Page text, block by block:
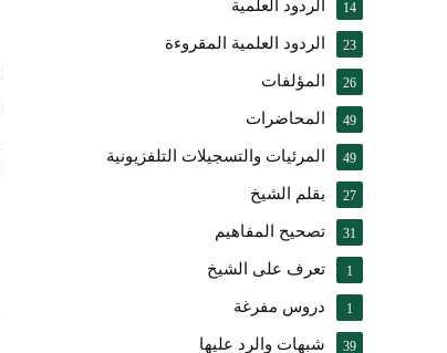
الردود العلمية 14
الردود العلمية المقروءة 23
المؤلفات 26
المحاضرات 49
المرئيات والتسجيلات التلفزيونية 49
بقلم الشيخ 27
تصحيح المفاهيم 31
تعرف على الشيخ 1
دروس مفرغة 1
شبهات والرد عليها 39